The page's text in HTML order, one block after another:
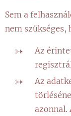
Sem a
nem
Az
Az